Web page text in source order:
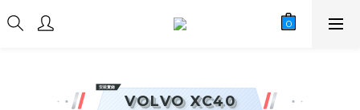
VOLVO XC40
安裝實錄